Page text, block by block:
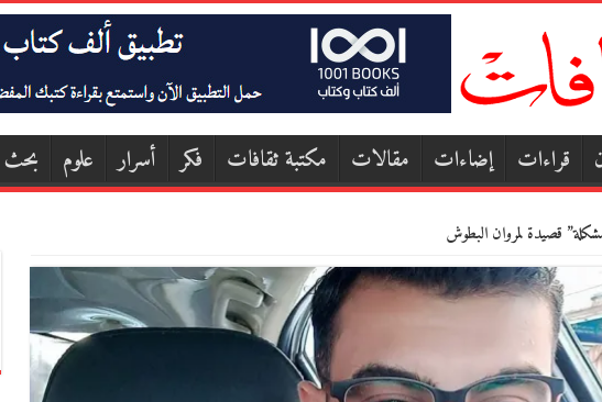
قراءات إضاءات مقالات مكتبة ثقافات فكر أسرار علوم بحث
قصيدة لمروان البطوش